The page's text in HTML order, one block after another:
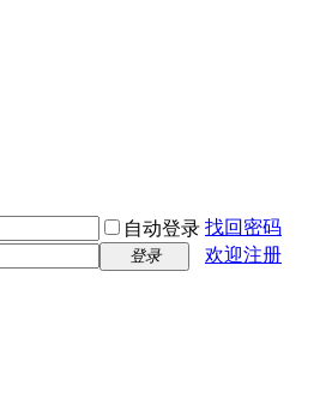
自动登录 找回密码
登录 欢迎注册